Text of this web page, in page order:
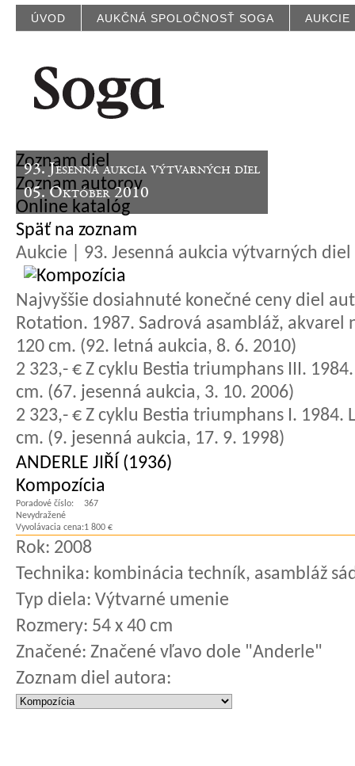
ÚVOD AUKČNÁ SPOLOČNOSŤ SOGA AUKCIE
93. Jesenná aukcia výtvarných diel
05. Október 2010
Zoznam diel
Zoznam autorov
Online katalóg
Späť na zoznam
Aukcie | 93. Jesenná aukcia výtvarných diel
Najvyššie dosiahnuté konečné ceny diel
Rotation. 1987. Sadrová asambláž,
120 cm. (92. letná aukcia, 8. 6. 2010)
2 323,- € Z cyklu Bestia triumphans III.
cm. (67. jesenná aukcia, 3. 10. 2006)
2 323,- € Z cyklu Bestia triumphans I.
cm. (9. jesenná aukcia, 17. 9. 1998)
ANDERLE JIŘÍ (1936)
Kompozícia
Poradové číslo:
367
Nevydražené
Vyvolávacia cena:1 800 €
Rok: 2008
Technika: kombinácia techník, asambláž
Typ diela: Výtvarné umenie
Rozmery: 54 x 40 cm
Značené: Značené vľavo dole "Anderle"
Zoznam diel autora: